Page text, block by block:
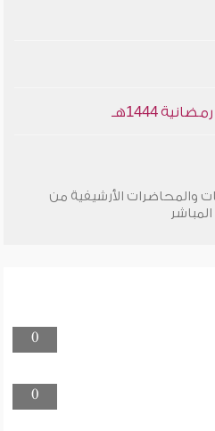
1444هـ
والمحاضرات الأرشيفية من
0
0